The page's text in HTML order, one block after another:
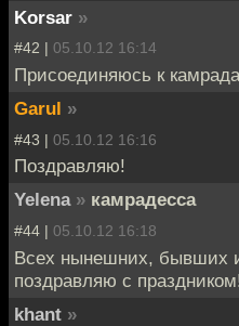
Korsar »
#42 | 05.10.12 16:14
Присоединяюсь к
Garul »
#43 | 05.10.12 16:16
Поздравляю!
Yelena » камрадесса
#44 | 05.10.12 16:18
Всех нынешних, бывших
поздравляю с праздником!
khant »